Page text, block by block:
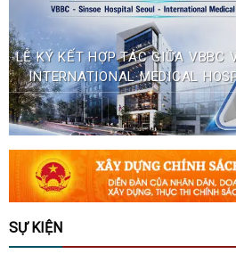
LỄ KÝ KẾT HỢP TÁC GIỮA VBBC
INTERNATIONAL MEDICAL
SỰ KIỆN